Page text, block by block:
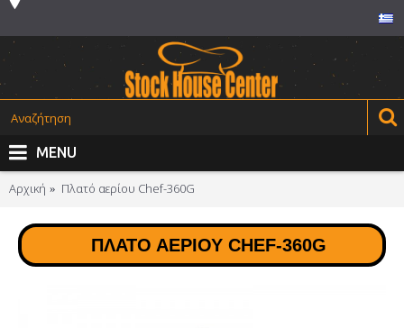
MENU
Αρχική Πλατό αερίου Chef-360G
ΠΛΑΤΌ ΑΕΡΊΟΥ CHEF-360G